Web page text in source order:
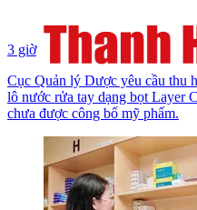
3 giờ
Cục Quản lý Dược yêu cầu thu
lô nước rửa tay dạng bọt Layer
chưa được công bố mỹ phẩm.